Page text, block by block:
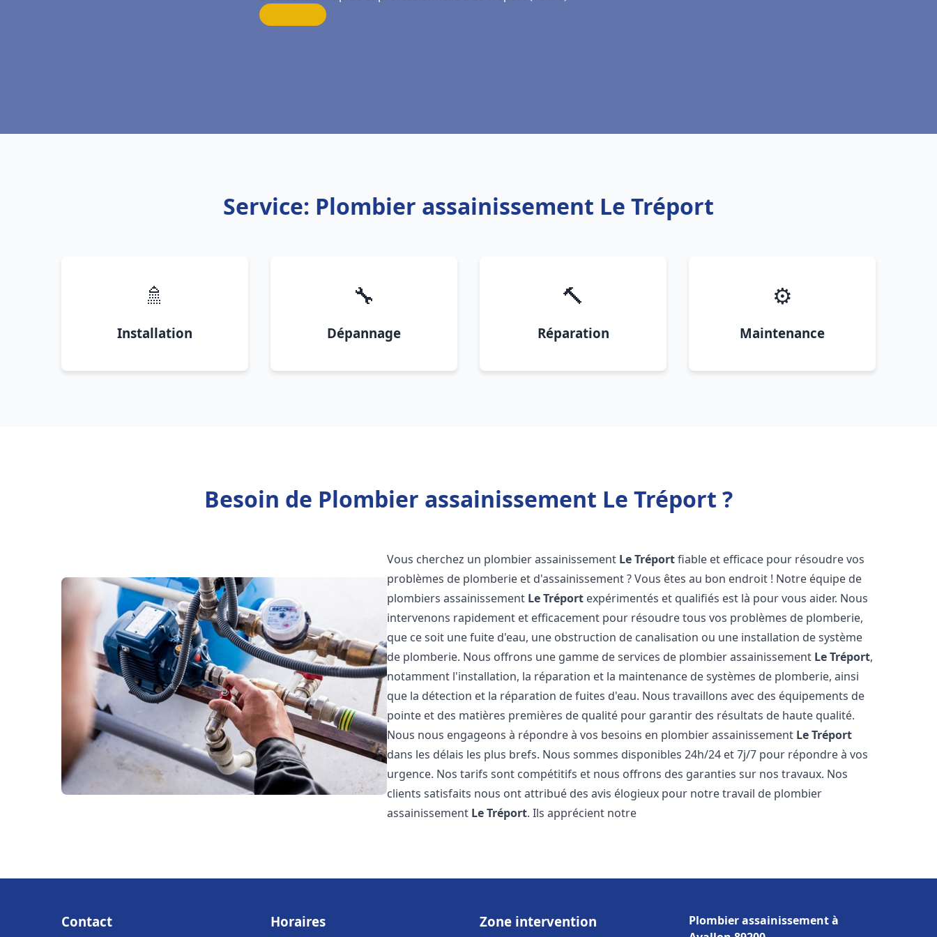
Service: Plombier assainissement Le Tréport
🚿
Installation
🔧
Dépannage
🔨
Réparation
⚙️
Maintenance
Besoin de Plombier assainissement Le Tréport ?
Vous cherchez un plombier assainissement Le Tréportfiable et efficace pour résoudre vos
problèmes de plomberie et d'assainissement ? Vous êtes au bon endroit ! Notre équipe de
plombiers assainissement Le Tréport expérimentés et qualifiés est là pour vous aider. Nous
intervenons rapidement et efficacement pour résoudre tous vos problèmes de plomberie,
que ce soit une fuite d'eau, une obstruction de canalisation ou une installation de système
de plomberie. Nous offrons une gamme de services de plombier assainissement Le Tréport,
notamment l'installation, la réparation et la maintenance de systèmes de plomberie, ainsi
que la détection et la réparation de fuites d'eau. Nous travaillons avec des équipements de
pointe et des matières premières de qualité pour garantir des résultats de haute qualité.
Nous nous engageons à répondre à vos besoins en plombier assainissement Le Tréport
dans les délais les plus brefs. Nous sommes disponibles 24h/24 et 7j/7 pour répondre à vos
urgence. Nos tarifs sont compétitifs et nous offrons des garanties sur nos travaux. Nos
clients satisfaits nous ont attribué des avis élogieux pour notre travail de plombier
assainissement Le Tréport. Ils apprécient notre
Contact Horaires Zone intervention
Plombier assainissement à